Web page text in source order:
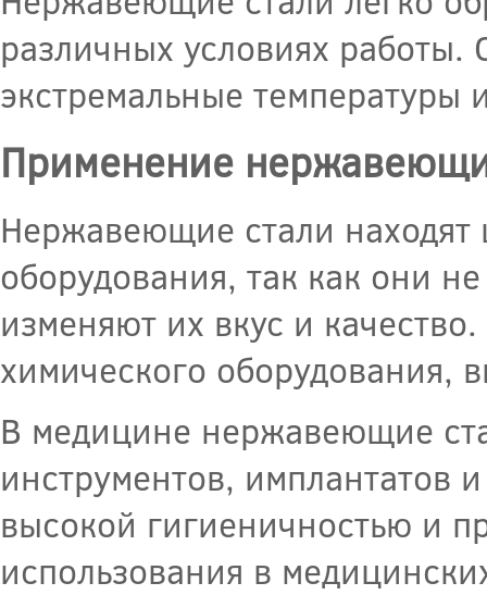
различных условиях
экстремальные
Применение
Нержавеющие стали
оборудования, так как они
изменяют их вкус и
химического оборудования,
В медицине нержавеющие
инструментов, имплантатов
высокой гигиеничностью и
использования в